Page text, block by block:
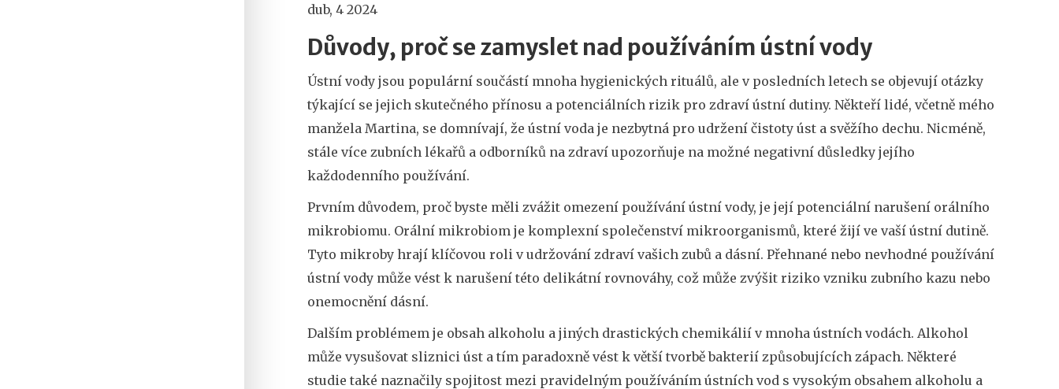
dub, 4 2024
Důvody, proč se zamyslet nad používáním ústní vody
Ústní vody jsou populární součástí mnoha hygienických rituálů, ale v posledních letech se objevují otázky
týkající se jejich skutečného přínosu a potenciálních rizik pro zdraví ústní dutiny. Někteří lidé, včetně mého
manžela Martina, se domnívají, že ústní voda je nezbytná pro udržení čistoty úst a svěžího dechu. Nicméně,
stále více zubních lékařů a odborníků na zdraví upozorňuje na možné negativní důsledky jejího
každodenního používání.
Prvním důvodem, proč byste měli zvážit omezení používání ústní vody, je její potenciální narušení orálního
mikrobiomu. Orální mikrobiom je komplexní společenství mikroorganismů, které žijí ve vaší ústní dutině.
Tyto mikroby hrají klíčovou roli v udržování zdraví vašich zubů a dásní. Přehnané nebo nevhodné používání
ústní vody může vést k narušení této delikátní rovnováhy, což může zvýšit riziko vzniku zubního kazu nebo
onemocnění dásní.
Dalším problémem je obsah alkoholu a jiných drastických chemikálií v mnoha ústních vodách. Alkohol
může vysušovat sliznici úst a tím paradoxně vést k větší tvorbě bakterií způsobujících zápach. Některé
studie také naznačily spojitost mezi pravidelným používáním ústních vod s vysokým obsahem alkoholu a